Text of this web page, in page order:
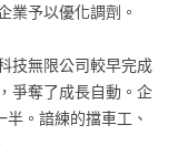
業予以優化調劑。
技無限公司較早完成
爭奪了成長自動。企
半。諳練的擋車工、